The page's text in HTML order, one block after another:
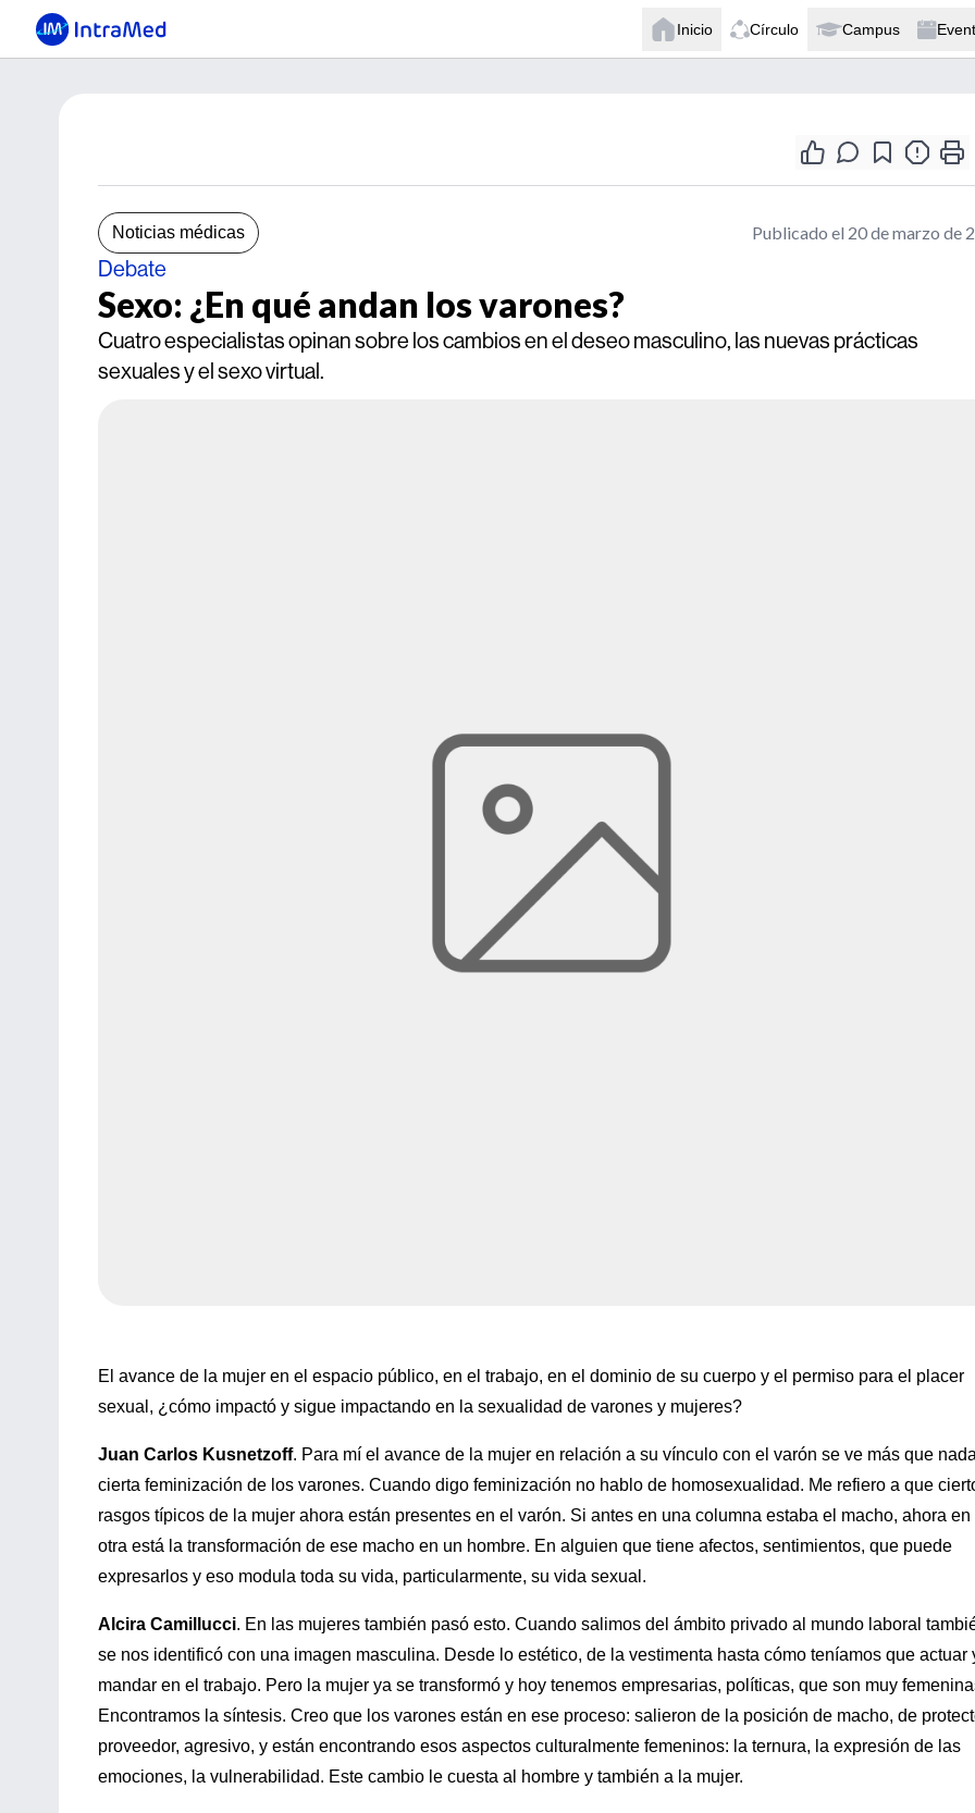
Inicio Círculo Campus
Noticias médicas Publicado el 20 de marzo de
Debate
Sexo: ¿En qué andan los varones?
Cuatro especialistas opinan sobre los cambios en el deseo masculino, las nuevas prácticas
sexuales y el sexo virtual.
El avance de la mujer en el espacio público, en el trabajo, en el dominio de su cuerpo y el permiso para el placer
sexual, ¿cómo impactó y sigue impactando en la sexualidad de varones y mujeres?
Juan Carlos Kusnetzoff. Para mí el avance de la mujer en relación a su vínculo con el varón se ve más que
cierta feminización de los varones. Cuando digo feminización no hablo de homosexualidad. Me refiero a que
rasgos típicos de la mujer ahora están presentes en el varón. Si antes en una columna estaba el macho, ahora en
otra está la transformación de ese macho en un hombre. En alguien que tiene afectos, sentimientos, que puede
expresarlos y eso modula toda su vida, particularmente, su vida sexual.
Alcira Camillucci. En las mujeres también pasó esto. Cuando salimos del ámbito privado al mundo laboral
se nos identificó con una imagen masculina. Desde lo estético, de la vestimenta hasta cómo teníamos que actuar
mandar en el trabajo. Pero la mujer ya se transformó y hoy tenemos empresarias, políticas, que son muy
Encontramos la síntesis. Creo que los varones están en ese proceso: salieron de la posición de macho, de
proveedor, agresivo, y están encontrando esos aspectos culturalmente femeninos: la ternura, la expresión de las
emociones, la vulnerabilidad. Este cambio le cuesta al hombre y también a la mujer.